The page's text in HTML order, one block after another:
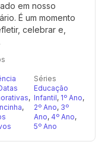
em nosso
É um momento
celebrar e,
,
,
Séries
Educação
Infantil, 1º Ano,
2º Ano, 3º
Ano, 4º Ano,
5º Ano